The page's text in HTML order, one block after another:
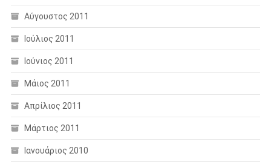
Αύγουστος 2011
Ιούλιος 2011
Ιούνιος 2011
Μάιος 2011
Απρίλιος 2011
Μάρτιος 2011
Ιανουάριος 2010